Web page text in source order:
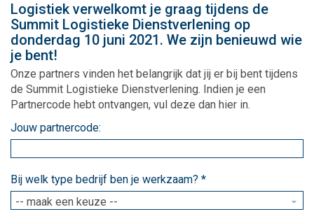
Logistiek verwelkomt je graag tijdens de
Summit Logistieke Dienstverlening op
donderdag 10 juni 2021. We zijn benieuwd wie
je bent!
Onze partners vinden het belangrijk dat jij er bij bent tijdens
de Summit Logistieke Dienstverlening. Indien je een
Partnercode hebt ontvangen, vul deze dan hier in.
Jouw partnercode:
Bij welk type bedrijf ben je werkzaam? *